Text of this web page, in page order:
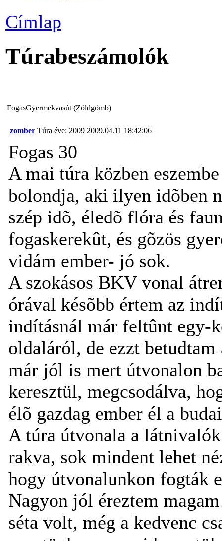
Címlap
Túrabeszámolók
FogasGyermekvasút (Zöldgömb)
zomber Túra éve: 2009 2009.04.11 18:42:06
Fogas 30
A mai túra közben
bolondja, aki ilyen idõben
szép idõ, éledõ flóra és
fogaskerekût, és gõzös
vidám ember- jó sok.
A szokásos BKV vonal
órával késõbb értem az
indításnál már feltûnt egy-
oldaláról, de ezzt
már jól is mert útvonalon
keresztül, megcsodálva,
élõ gazdag ember él a
A túra útvonala a
rakva, sok mindent lehet
hogy útvonalunkon fogták
Nagyon jól éreztem
séta volt, még a kedvenc